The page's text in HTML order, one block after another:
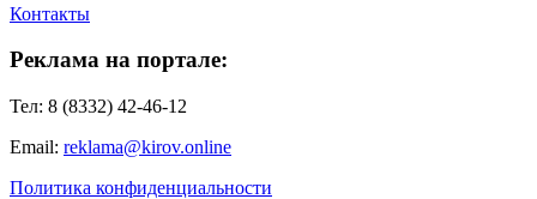
Контакты
Реклама на портале:
Тел: 8 (8332) 42-46-12
Email: reklama@kirov.online
Политика конфиденциальности